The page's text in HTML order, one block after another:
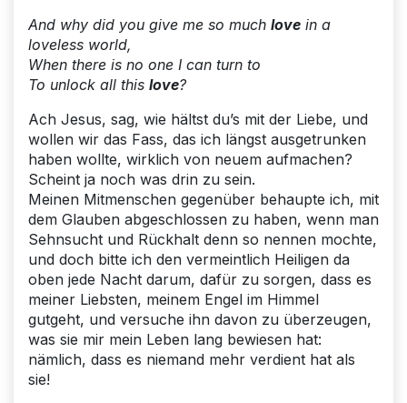
And why did you give me so much love in a
loveless world,
When there is no one I can turn to
To unlock all this love?
Ach Jesus, sag, wie hältst du’s mit der Liebe, und
wollen wir das Fass, das ich längst ausgetrunken
haben wollte, wirklich von neuem aufmachen?
Scheint ja noch was drin zu sein.
Meinen Mitmenschen gegenüber behaupte ich, mit
dem Glauben abgeschlossen zu haben, wenn man
Sehnsucht und Rückhalt denn so nennen mochte,
und doch bitte ich den vermeintlich Heiligen da
oben jede Nacht darum, dafür zu sorgen, dass es
meiner Liebsten, meinem Engel im Himmel
gutgeht, und versuche ihn davon zu überzeugen,
was sie mir mein Leben lang bewiesen hat:
nämlich, dass es niemand mehr verdient hat als
sie!